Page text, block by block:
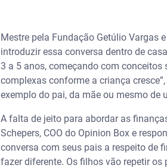
Mestre pela Fundação Getúlio Vargas
introduzir essa conversa dentro de
3 a 5 anos, começando com
complexas conforme a criança
exemplo do pai, da mãe ou mesmo de
A falta de jeito para abordar as
Schepers, COO do Opinion Box e
conversa com seus pais a respeito de
fazer diferente. Os filhos vão repetir